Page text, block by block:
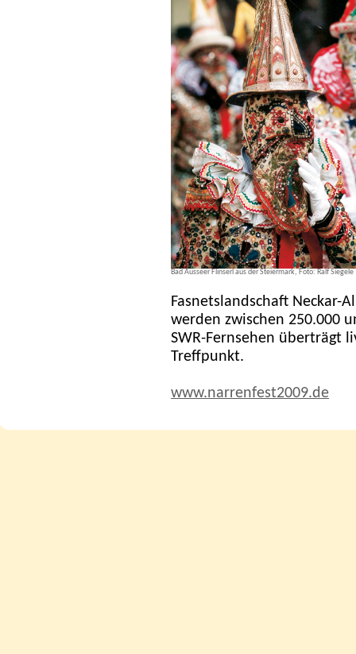
Bad Ausseer Flinserl aus der Steiermark, Foto: Ralf Siegele
Fasnetslandschaft Neckar-
werden zwischen 250.000
SWR-Fernsehen überträgt
Treffpunkt.
www.narrenfest2009.de